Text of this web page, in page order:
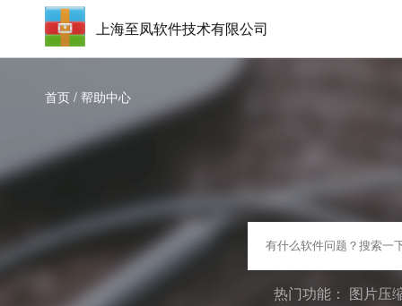
上海至凤软件技术有限公司
首页 / 帮助中心
热门功能： 图片压